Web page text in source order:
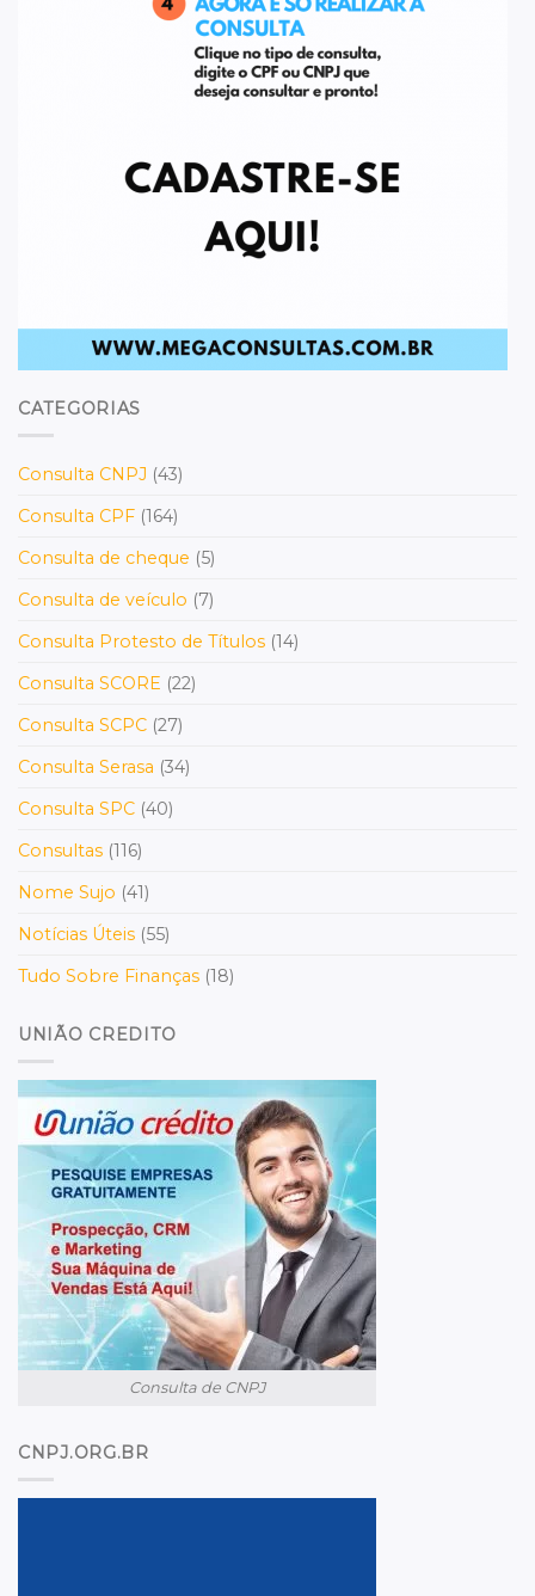
CATEGORIAS
Consulta CNPJ (43)
Consulta CPF (164)
Consulta de cheque (5)
Consulta de veículo (7)
Consulta Protesto de Títulos (14)
Consulta SCORE (22)
Consulta SCPC (27)
Consulta Serasa (34)
Consulta SPC (40)
Consultas (116)
Nome Sujo (41)
Notícias Úteis (55)
Tudo Sobre Finanças (18)
UNIÃO CREDITO
Consulta de CNPJ
CNPJ.ORG.BR